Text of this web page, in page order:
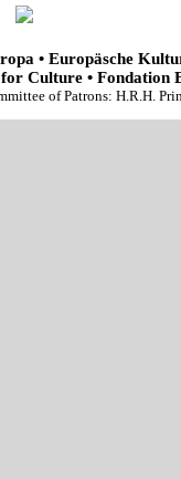
• Europäsche
Culture • Fondation
of Patrons: H.R.H.